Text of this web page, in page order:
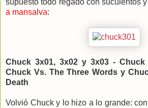
supuesto todo regado con suculentos
a mansalva:
Chuck 3x01, 3x02 y 3x03 -
Chuck Vs. The Three Words y
Death
Volvió Chuck y lo hizo a lo grande: